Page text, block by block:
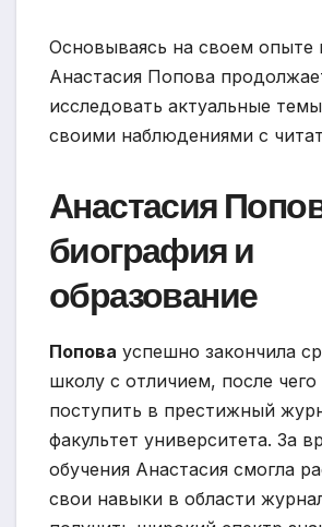
Основываясь на своем опыте
Анастасия Попова
исследовать актуальные
своими наблюдениями с
Анастасия
биография и
образование
Попова успешно закончила
школу с отличием, после
поступить в престижный
факультет университета. За
обучения Анастасия смогла
свои навыки в области